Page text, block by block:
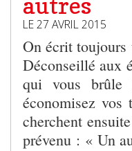
LE 27 AVRIL 2015
On écrit toujours
Déconseillé aux
qui vous brûle
économisez vos
cherchent
prévenu : « Un